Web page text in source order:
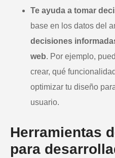
Te ayuda a tomar
base en los datos del
decisiones
web. Por ejemplo,
crear, qué
optimizar tu diseño
usuario.
Herramientas
para